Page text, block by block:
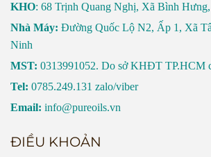
KHO: 68 Trịnh Quang Nghị, Xã Bình
Nhà Máy: Đường Quốc Lộ N2, Ấp 1, Xã
Ninh
MST: 0313991052. Do sở KHĐT TP.HCM
Tel: 0785.249.131 zalo/viber
Email: info@pureoils.vn
ĐIỀU KHOẢN